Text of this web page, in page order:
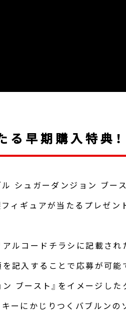
早期購入特典！
シュガーダンジョン ブース
ィギュアが当たるプレゼン
ルコードチラシに記載され
記入することで応募が可能
ブースト』をイメージした
ーにかじりつくバブルンの